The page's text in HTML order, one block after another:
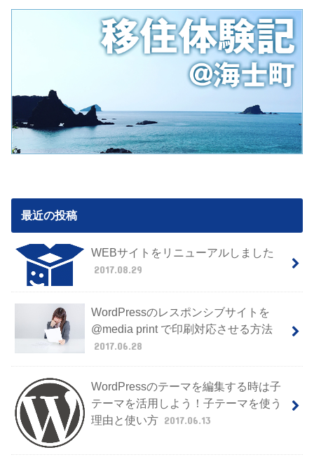
最近の投稿
WEBサイトをリニューアルしました
2017.08.29
WordPressのレスポンシブサイトを
@media print で印刷対応させる方法
2017.06.28
WordPressのテーマを編集する時は子
テーマを活用しよう！子テーマを使う
理由と使い方 2017.06.13